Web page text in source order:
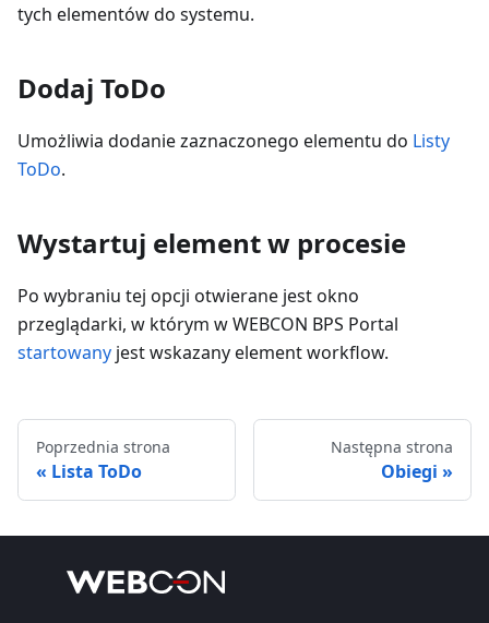
tych elementów do systemu.
Dodaj ToDo
Umożliwia dodanie zaznaczonego elementu do Listy
ToDo.
Wystartuj element w procesie
Po wybraniu tej opcji otwierane jest okno
przeglądarki, w którym w WEBCON BPS Portal
startowany jest wskazany element workflow.
Poprzednia strona
Lista ToDo
Następna strona
Obiegi